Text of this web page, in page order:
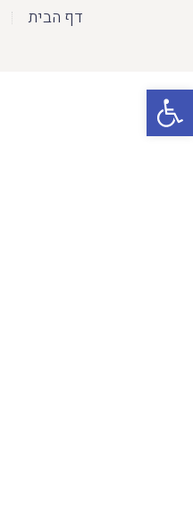
פתח סרגל נגישות
דף הבית